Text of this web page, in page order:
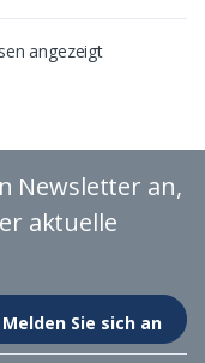
angezeigt
Newsletter an,
aktuelle
Melden Sie sich an